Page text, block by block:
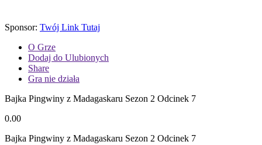
Sponsor: Twój Link Tutaj
O Grze
Dodaj do Ulubionych
Share
Gra nie działa
Bajka Pingwiny z Madagaskaru Sezon 2 Odcinek 7
0.00
Bajka Pingwiny z Madagaskaru Sezon 2 Odcinek 7